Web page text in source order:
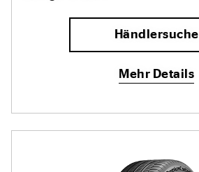
Händlersuche
Mehr Details